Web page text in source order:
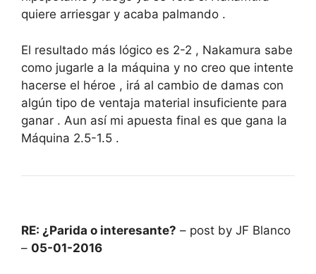
quiere arriesgar y acaba palmando .
El resultado más lógico es 2-2 , Nakamura sabe
como jugarle a la máquina y no creo que intente
hacerse el héroe , irá al cambio de damas con
algún tipo de ventaja material insuficiente para
ganar . Aun así mi apuesta final es que gana la
Máquina 2.5-1.5 .
RE: ¿Parida o interesante? – post by JF Blanco
– 05-01-2016